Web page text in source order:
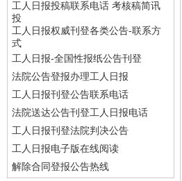
工人日报投稿联系电话 考核稿简讯
投
工人日报权威刊登各类公告-联系方
式
工人日报-全国性报纸公告刊登
法院公告登报办理工人日报
工人日报刊登公告联系电话
法院送达公告刊登工人日报电话
工人日报刊登法院判决公告
工人日报电子版在线阅读
解除合同登报公告热线